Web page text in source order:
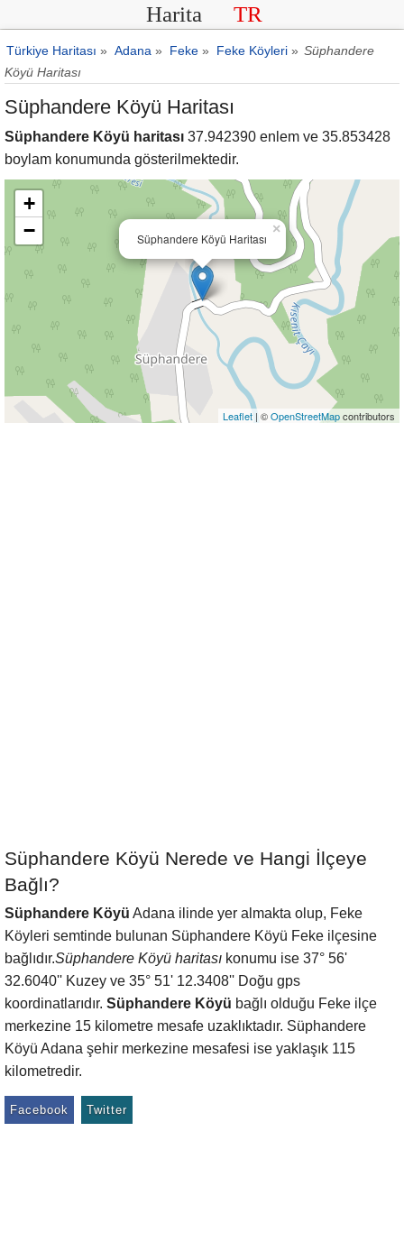
Harita TR
Türkiye Haritası » Adana » Feke » Feke Köyleri » Süphandere
Köyü Haritası
Süphandere Köyü Haritası
Süphandere Köyü haritası 37.942390 enlem ve 35.853428
boylam konumunda gösterilmektedir.
Süphandere Köyü Haritası
×
+
−
Leaflet | ©OpenStreetMapcontributors
Süphandere Köyü Nerede ve Hangi İlçeye
Bağlı?
Süphandere Köyü Adana ilinde yer almakta olup, Feke
Köyleri semtinde bulunan Süphandere Köyü Feke ilçesine
bağlıdır.Süphandere Köyü haritası konumu ise 37° 56'
32.6040'' Kuzey ve 35° 51' 12.3408'' Doğu gps
koordinatlarıdır. Süphandere Köyü bağlı olduğu Feke ilçe
merkezine 15 kilometre mesafe uzaklıktadır. Süphandere
Köyü Adana şehir merkezine mesafesi ise yaklaşık 115
kilometredir.
Facebook Twitter